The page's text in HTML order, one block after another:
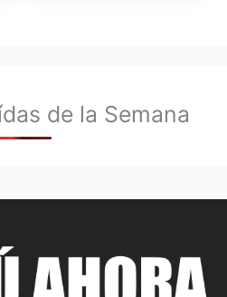
de la Semana